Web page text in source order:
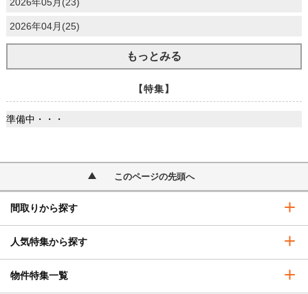
2026年05月(23)
2026年04月(25)
もっとみる
【特集】
準備中・・・
このページの先頭へ
間取りから探す
人気特集から探す
物件特集一覧